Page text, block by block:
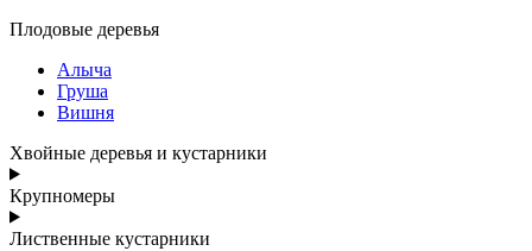
Плодовые деревья
Алыча
Груша
Вишня
Хвойные деревья и кустарники
Крупномеры
Лиственные кустарники